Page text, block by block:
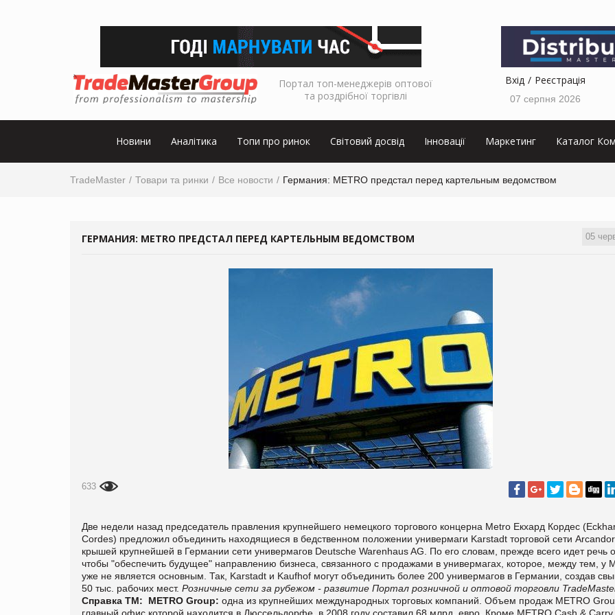
Портал топ-менеджерів оптової
та роздрібної торгівлі
Вхід Реєстрація
07 серпня 2026
Новини Аналітика Топи про ринок Світовий досвід Інновації Маркетинг Каталог
TradeMaster Товари та ринки Все новости Германия: METRO предстал перед картельным ведомством
05
ГЕРМАНИЯ: METRO ПРЕДСТАЛ ПЕРЕД КАРТЕЛЬНЫМ ВЕДОМСТВОМ
633
Две недели назад председатель правления крупнейшего немецкого торгового концерна Metro Екхард Кордес
Cordes) предложил объединить находящиеся в бедственном положении универмаги Karstadt торговой сети
крышей крупнейшей в Германии сети универмагов Deutsche Warenhaus AG. По его словам, прежде всего идет речь о
чтобы "обеспечить будущее" направлению бизнеса, связанного с продажами в универмагах, которое, между тем, у
уже не является основным. Так, Karstadt и Kaufhof могут объединить более 200 универмагов в Германии, создав
50 тыс. рабочих мест. Розничные сети за рубежом - развитие Портал розничной и оптовой торговли
Справка ТМ:
METRO Group: одна из крупнейших международных торговых компаний. Объем продаж METRO